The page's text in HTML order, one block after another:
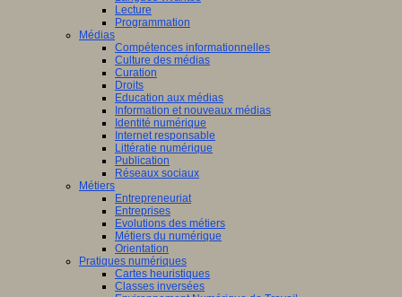
Lecture
Programmation
Médias
Compétences informationnelles
Culture des médias
Curation
Droits
Education aux médias
Information et nouveaux médias
Identité numérique
Internet responsable
Littératie numérique
Publication
Réseaux sociaux
Métiers
Entrepreneuriat
Entreprises
Evolutions des métiers
Métiers du numérique
Orientation
Pratiques numériques
Cartes heuristiques
Classes inversées